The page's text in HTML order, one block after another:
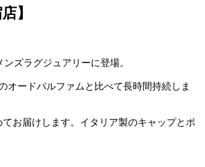
】
ズラグジュアリーに登場。
オードパルファムと比べて長時間持続しま
お届けします。イタリア製のキャップとボ